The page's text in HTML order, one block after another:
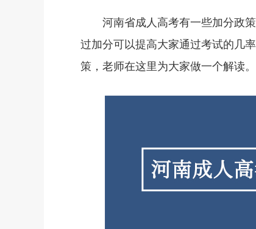
河南省成人高考有一些加分政策
过加分可以提高大家通过考试的几
策，老师在这里为大家做一个解读。